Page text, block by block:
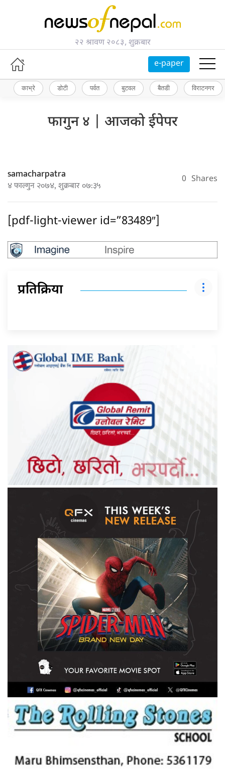
२२ श्रावण २०८३, शुक्रबार
e-paper
काभ्रे डोटी पर्वत बुटवल बैतडी विराटनगर
फागुन ४ | आजको ईपेपर
samacharpatra
४ फाल्गुन २०७४, शुक्रबार ०७:३५ 0 Shares
[pdf-light-viewer id=”83489″]
प्रतिक्रिया